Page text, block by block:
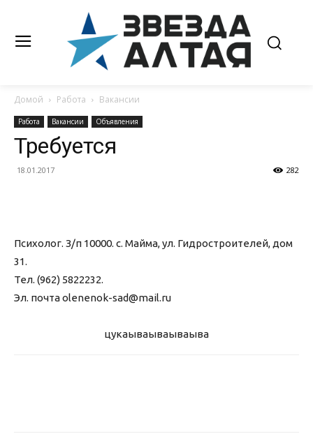
Домой Работа Вакансии
Работа Вакансии Объявления
Требуется
18.01.2017 282
Психолог. З/п 10000. с. Майма, ул. Гидростроителей, дом
31.
Тел. (962) 5822232.
Эл. почта olenenok-sad@mail.ru
цукаываываываыва